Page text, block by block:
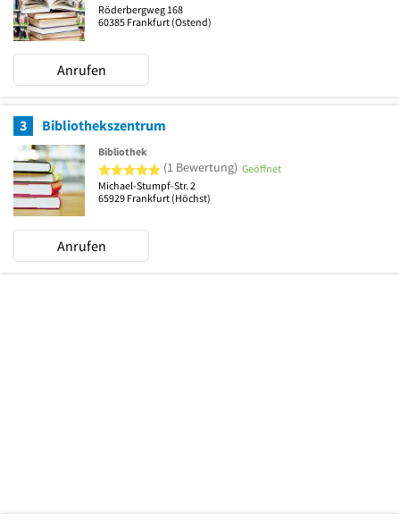
Röderbergweg 168
60385 Frankfurt (Ostend)
Anrufen
3 Bibliothekszentrum
Bibliothek
5 von 5 Sternen
(1 Bewertung) Geöffnet
Michael-Stumpf-Str. 2
65929 Frankfurt (Höchst)
Anrufen